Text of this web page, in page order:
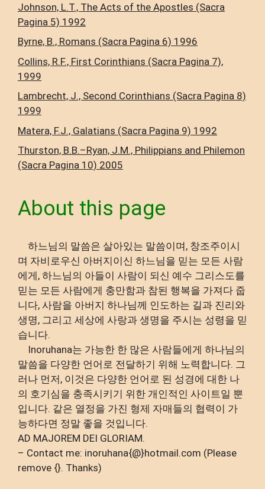
Johnson, L.T., The Acts of the Apostles (Sacra
Pagina 5) 1992
Byrne, B., Romans (Sacra Pagina 6) 1996
Collins, R.F., First Corinthians (Sacra Pagina 7),
1999
Lambrecht, J., Second Corinthians (Sacra Pagina 8)
1999
Matera, F.J., Galatians (Sacra Pagina 9) 1992
Thurston, B.B.–Ryan, J.M., Philippians and Philemon
(Sacra Pagina 10) 2005
About this page
하느님의 말씀은 살아있는 말씀이며, 창조주이시
며 자비로우신 아버지이신 하느님을 믿는 모든 사람
에게, 하느님의 아들이 사람이 되신 예수 그리스도를
믿는 모든 사람에게 충만함과 참된 행복을 가져다 줍
니다, 사람을 아버지 하나님께 인도하는 길과 진리와
생명, 그리고 세상에 사랑과 생명을 주시는 성령을 믿
습니다.
Inoruhana는 가능한 한 많은 사람들에게 하나님의
말씀을 다양한 언어로 전달하기 위해 노력합니다. 그
러나 먼저, 이것은 다양한 언어로 된 성경에 대한 나
의 호기심을 충족시키기 위한 개인적인 사이트일 뿐
입니다. 같은 열정을 가진 형제 자매들의 협력이 가
능하다면 정말 좋을 것입니다.
AD MAJOREM DEI GLORIAM.
– Contact me: inoruhana{@}hotmail.com (Please
remove {}. Thanks)